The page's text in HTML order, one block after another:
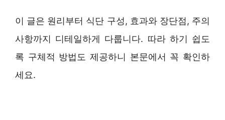
이 글은 원리부터 식단 구성, 효과와 장단점, 주의
사항까지 디테일하게 다룹니다. 따라 하기 쉽도
록 구체적 방법도 제공하니 본문에서 꼭 확인하
세요.